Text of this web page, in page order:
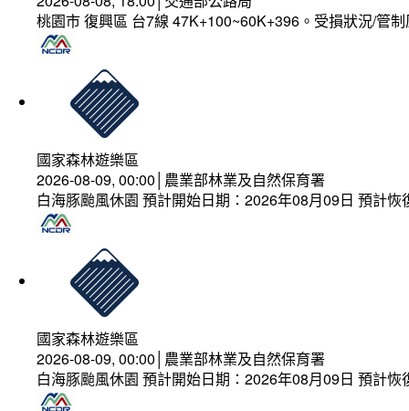
桃園市 復興區 台7線 47K+100~60K+396。受損狀況/管
國家森林遊樂區
2026-08-09, 00:00│農業部林業及自然保育署
白海豚颱風休園 預計開始日期：2026年08月09日 預計
國家森林遊樂區
2026-08-09, 00:00│農業部林業及自然保育署
白海豚颱風休園 預計開始日期：2026年08月09日 預計